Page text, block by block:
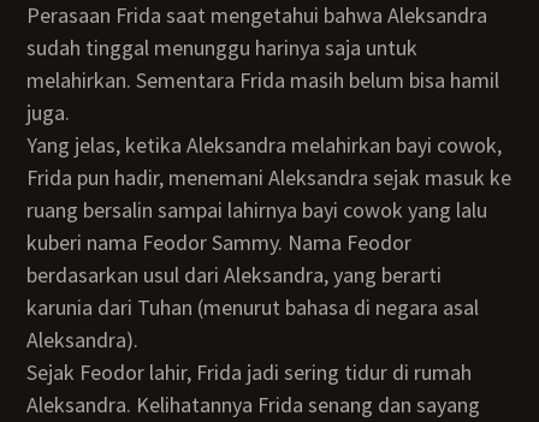
Perasaan Frida saat mengetahui bahwa Aleksandra
sudah tinggal menunggu harinya saja untuk
melahirkan. Sementara Frida masih belum bisa hamil
juga.
Yang jelas, ketika Aleksandra melahirkan bayi cowok,
Frida pun hadir, menemani Aleksandra sejak masuk ke
ruang bersalin sampai lahirnya bayi cowok yang lalu
kuberi nama Feodor Sammy. Nama Feodor
berdasarkan usul dari Aleksandra, yang berarti
karunia dari Tuhan (menurut bahasa di negara asal
Aleksandra).
Sejak Feodor lahir, Frida jadi sering tidur di rumah
Aleksandra. Kelihatannya Frida senang dan sayang